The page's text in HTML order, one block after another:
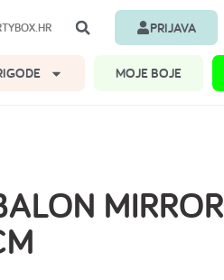
PRIJAVA
MOJE BOJE
MIRROR